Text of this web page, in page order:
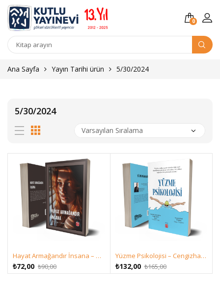
0
Kitap
Ana Sayfa Yayın Tarihi ürün 5/30/2024
5/30/2024
Hayat Armağandır İnsana – Armağan Cebeci
₺90,00Orijinal
fiyat:
₺72,00
Şu
andaki
Yüzme Psikolojisi – Cengizhan Çebi – Duygu Özdemir
₺165,00Orijinal
fiyat:
₺132,00
Şu
andaki